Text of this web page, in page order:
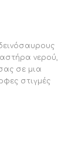
νερού,
σε μια
στιγμές